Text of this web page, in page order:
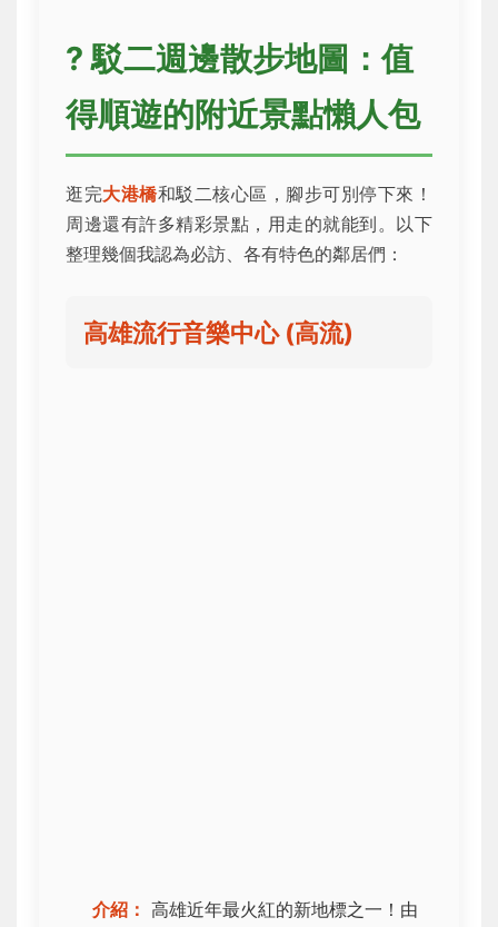
?️ 駁二週邊散步地圖：值
得順遊的附近景點懶人包
逛完大港橋和駁二核心區，腳步可別停下來！
周邊還有許多精彩景點，用走的就能到。以下
整理幾個我認為必訪、各有特色的鄰居們：
高雄流行音樂中心 (高流)
介紹： 高雄近年最火紅的新地標之一！由